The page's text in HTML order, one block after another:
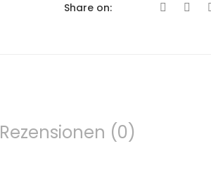
Share on:
Rezensionen (0)